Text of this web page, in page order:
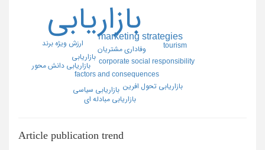
بازاريابي
marketing strategies
وفاداري مشتريان
corporate social responsibility
factors and consequences
tourism ارزش ويژه برند
بازاريابي
بازاريابي تحول افرين
بازاريابي دانش محور
بازاريابي سياسي
بازاريابي مبادله اي
Article publication trend